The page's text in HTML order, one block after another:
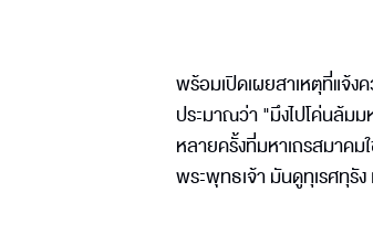
พร้อมเปิดเผยสาเหตุที่แจ้ง
ประมาณว่า "มึงไปโค่นล้มม
หลายครั้งที่มหาเถรสมาค
พระพุทธเจ้า มันดูทุเรศทุรัง